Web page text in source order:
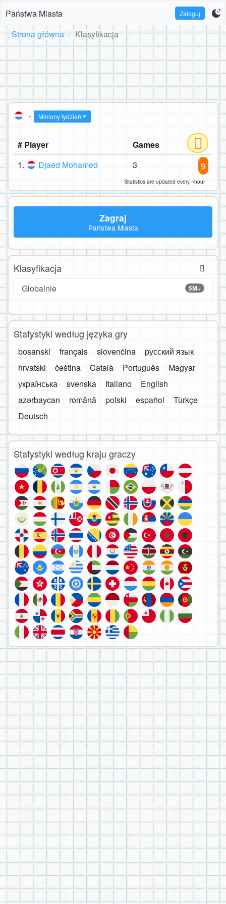
Państwa Miasta Zaloguj
Strona główna Klasyfikacja
- Miniony tydzień
# Player
Games
1.
Djaed Mohamed 3 9
Statistics are updated every ~hour
Zagraj
Państwa Miasta
Klasyfikacja
5M+
Globalnie
Statystyki według języka gry
bosanski français slovenčina
русский язык
hrvatski
čeština Català Português
Magyar
українська
svenska Italiano
English
azərbaycan
română polski español
Türkçe
Deutsch
Statystyki według kraju graczy